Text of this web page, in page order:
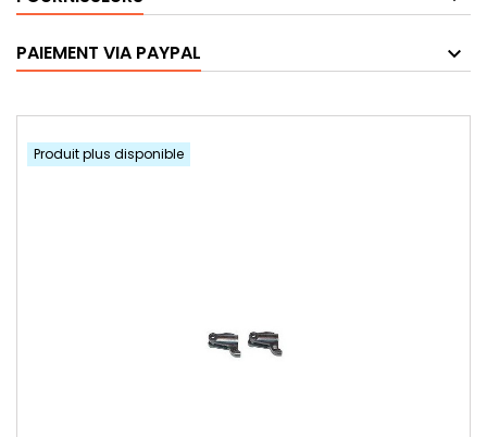
PAIEMENT VIA PAYPAL
Produit plus disponible